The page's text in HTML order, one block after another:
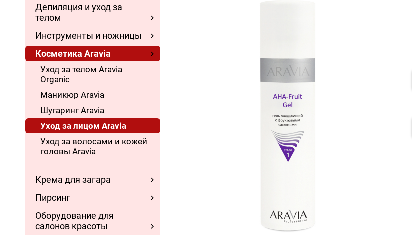
Депиляция и уход за
телом
Инструменты и ножницы
Косметика Aravia
Уход за телом Aravia
Organic
Маникюр Aravia
Шугаринг Aravia
Уход за лицом Aravia
Уход за волосами и кожей
головы Aravia
Крема для загара
Пирсинг
Оборудование для
салонов красоты